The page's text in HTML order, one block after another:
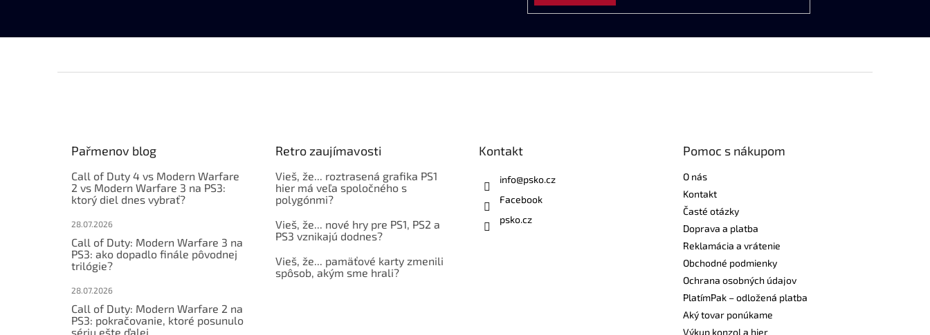
Pařmenov blog
Call of Duty 4 vs Modern Warfare
2 vs Modern Warfare 3 na PS3:
ktorý diel dnes vybrať?
28.07.2026
Call of Duty: Modern Warfare 3 na
PS3: ako dopadlo finále pôvodnej
trilógie?
28.07.2026
Call of Duty: Modern Warfare 2 na
PS3: pokračovanie, ktoré posunulo
sériu ešte ďalej
Retro zaujímavosti
Vieš, že... roztrasená grafika PS1
hier má veľa spoločného s
polygónmi?
Vieš, že... nové hry pre PS1, PS2 a
PS3 vznikajú dodnes?
Vieš, že... pamäťové karty zmenili
spôsob, akým sme hrali?
Kontakt
info@psko.cz
Facebook
psko.cz
Pomoc s nákupom
O nás
Kontakt
Časté otázky
Doprava a platba
Reklamácia a vrátenie
Obchodné podmienky
Ochrana osobných údajov
PlatímPak – odložená platba
Aký tovar ponúkame
Výkup konzol a hier